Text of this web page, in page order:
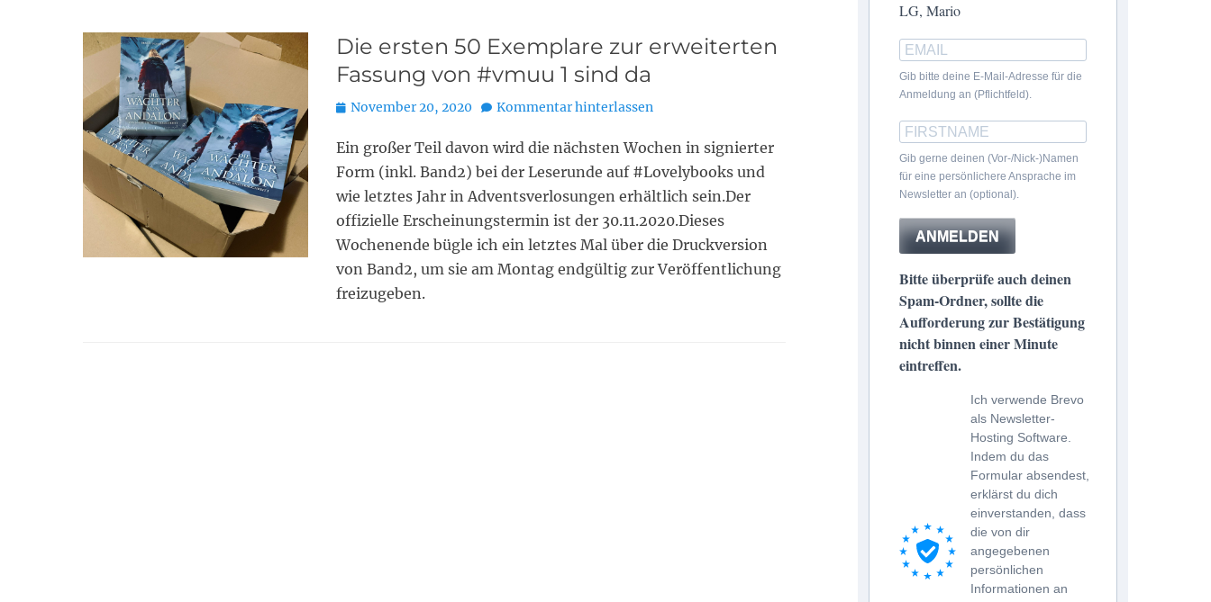
Die ersten 50 Exemplare zur erweiterten
Fassung von #vmuu 1 sind da
Posted
November 20, 2020 Kommentar hinterlassen
Ein großer Teil davon wird die nächsten Wochen in signierter
Form (inkl. Band2) bei der Leserunde auf #Lovelybooks und
wie letztes Jahr in Adventsverlosungen erhältlich sein.Der
offizielle Erscheinungstermin ist der 30.11.2020.Dieses
Wochenende bügle ich ein letztes Mal über die Druckversion
von Band2, um sie am Montag endgültig zur Veröffentlichung
freizugeben.
LG, Mario
Gib bitte deine E-Mail-Adresse für die
Anmeldung an (Pflichtfeld).
Gib gerne deinen (Vor-/Nick-)Namen
für eine persönlichere Ansprache im
Newsletter an (optional).
ANMELDEN
Bitte überprüfe auch deinen
Spam-Ordner, sollte die
Aufforderung zur Bestätigung
nicht binnen einer Minute
eintreffen.
Ich verwende Brevo
als Newsletter-
Hosting Software.
Indem du das
Formular absendest,
erklärst du dich
einverstanden, dass
die von dir
angegebenen
persönlichen
Informationen an